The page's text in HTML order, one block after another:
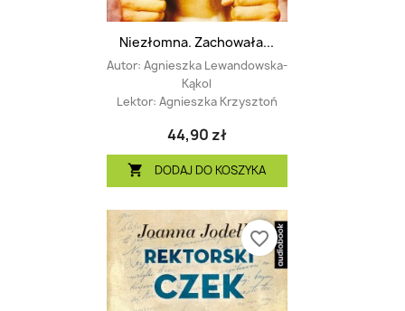
Niezłomna. Zachowała...
Autor: Agnieszka Lewandowska-
Kąkol
Lektor: Agnieszka Krzysztoń
44,90 zł
 DODAJ DO KOSZYKA
favorite_border